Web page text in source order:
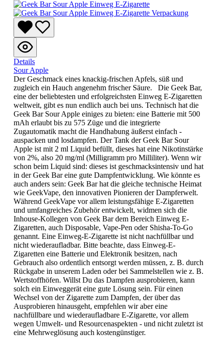
Details
Sour Apple
Der Geschmack eines knackig-frischen Apfels, süß und
zugleich ein Hauch angenehm frischer Säure. Die Geek Bar,
eine der beliebtesten und erfolgreichsten Einweg E-Zigaretten
weltweit, gibt es nun endlich auch bei uns. Technisch hat die
Geek Bar Sour Apple einiges zu bieten: eine Batterie mit 500
mAh erlaubt bis zu 575 Züge und die integrierte
Zugautomatik macht die Handhabung äußerst einfach -
auspacken und losdampfen. Der Tank der Geek Bar Sour
Apple ist mit 2 ml Liquid befüllt, dieses hat eine Nikotinstärke
von 2%, also 20 mg/ml (Milligramm pro Milliliter). Wenn wir
schon beim Liquid sind: dieses ist geschmacksintensiv und hat
in der Geek Bar eine gute Dampfentwicklung. Wie könnte es
auch anders sein: Geek Bar hat die gleiche technische Heimat
wie GeekVape, den innovativen Pionieren der Dampferwelt.
Während GeekVape vor allem leistungsfähige E-Zigaretten
und umfangreiches Zubehör entwickelt, widmen sich die
Inhouse-Kollegen von Geek Bar dem Bereich Einweg E-
Zigaretten, auch Disposable, Vape-Pen oder Shisha-To-Go
genannt. Eine Einweg-E-Zigarette ist nicht nachfüllbar und
nicht wiederaufladbar. Bitte beachte, dass Einweg-E-
Zigaretten eine Batterie und Elektronik besitzen, nach
Gebrauch also ordentlich entsorgt werden müssen, z. B. durch
Rückgabe in unserem Laden oder bei Sammelstellen wie z. B.
Wertstoffhöfen. Willst Du das Dampfen ausprobieren, kann
solch ein Einweggerät eine gute Lösung sein. Für einen
Wechsel von der Zigarette zum Dampfen, der über das
Ausprobieren hinausgeht, empfehlen wir aber eine
nachfüllbare und wiederaufladbare E-Zigarette, vor allem
wegen Umwelt- und Resourcenaspekten - und nicht zuletzt ist
eine Mehrweglösung auch kostengünstiger.